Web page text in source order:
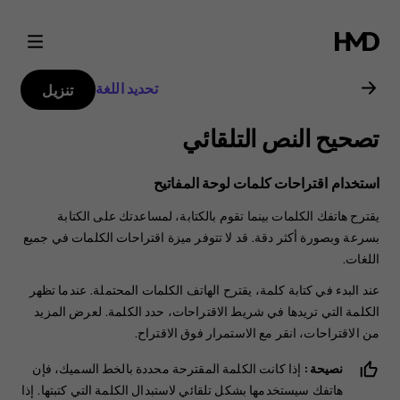
دليل
مستخدم
Nokia
X30
5G
تحديد اللغة تنزيل
تصحيح النص التلقائي
استخدام اقتراحات كلمات لوحة المفاتيح
يقترح هاتفك الكلمات بينما تقوم بالكتابة، لمساعدتك على الكتابة
بسرعة وبصورة أكثر دقة. قد لا تتوفر ميزة اقتراحات الكلمات في جميع
اللغات.
عند البدء في كتابة كلمة، يقترح الهاتف الكلمات المحتملة. عندما تظهر
الكلمة التي تريدها في شريط الاقتراحات، حدد الكلمة. لعرض المزيد
من الاقتراحات، انقر مع الاستمرار فوق الاقتراح.
نصيحة: إذا كانت الكلمة المقترحة محددة بالخط السميك، فإن
هاتفك سيستخدمها بشكل تلقائي لاستبدال الكلمة التي كتبتها. إذا